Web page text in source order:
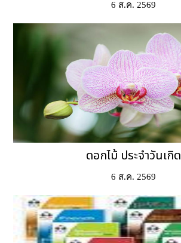
6 ส.ค. 2569
ดอกไม้ ประจำวันเกิด
6 ส.ค. 2569